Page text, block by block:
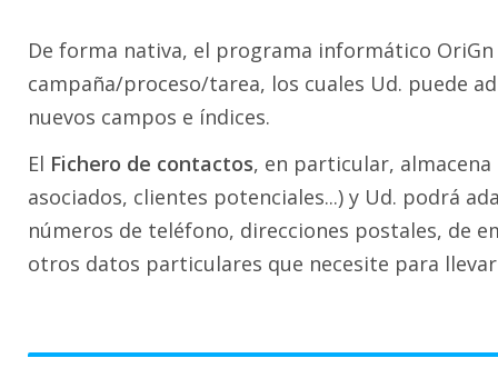
De forma nativa, el programa informático
campaña/proceso/tarea, los cuales Ud. puede
nuevos campos e índices.
El Fichero de contactos, en particular,
asociados, clientes potenciales...) y Ud. podrá
números de teléfono, direcciones postales, de
otros datos particulares que necesite para